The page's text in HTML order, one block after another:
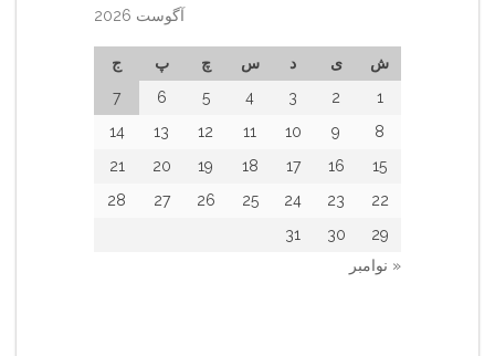
آگوست 2026
ش ی د س چ پ
ج
1
2
3
4
5
6
7
8
9
10
11
12
13
14
15
16
17
18
19
20
21
22
23
24
25
26
27
28
29
30
31
« نوامبر